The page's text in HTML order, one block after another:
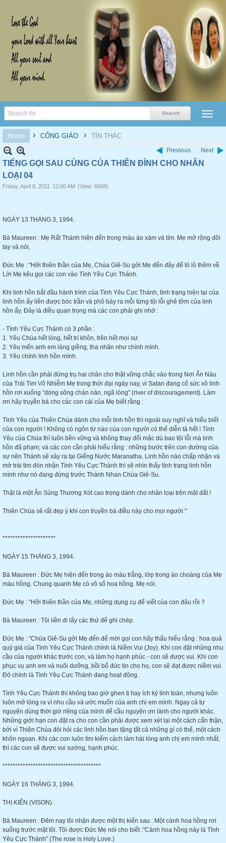
Home › CÔNG GIÁO › TÍN THÁC
Previous Next
TIẾNG GỌI SAU CÙNG CỦA THIÊN ĐÌNH CHO NHÂN
LOẠI 04
Friday, April 8, 2011 12:00 AM (View: 6668)
NGÀY 13 THÁNG 3, 1994.
Bà Maureen : Mẹ Rất Thánh hiện đến trong màu áo xám và tím. Mẹ mở rộng đôi
tay và nói,
Đức Mẹ : "Hỡi thiên thần của Mẹ, Chúa Giê-Su gởi Mẹ đến đây để tỏ lộ thêm về
Lời Mẹ kêu gọi các con vào Tình Yêu Cực Thánh.
Khi linh hồn bắt đầu hành trình của Tình Yêu Cực Thánh, tình trạng hiện tại của
linh hồn ấy liền được bóc trần và phô bày ra mỗi từng tội lỗi ghê tởm của linh
hồn ấy. Đây là điều quan trọng mà các con phải ghi nhớ :
- Tình Yêu Cực Thánh có 3 phần :
1. Yêu Chúa hết lòng, hết trí khôn, trên hết mọi sự.
2. Yêu mến anh em láng giềng, tha nhân như chính mình.
3. Yêu chính linh hồn mình.
Linh hồn cần phải đứng trụ hai chân cho thật vững chắc vào trong Nơi Ẩn Náu
của Trái Tim Vô Nhiễm Mẹ trong thời đại ngày nay, vì Satan đang cố sức xô linh
hồn rơi xuống "dòng sông chán nản, ngã lòng" (river of discouragement). Làm
ơn hãy truyền bá cho các con cái của Mẹ biết rằng :
Tình Yêu của Thiên Chúa dành cho mỗi linh hồn thì ngoài suy nghĩ và hiểu biết
của con người ! Không có ngôn từ nào của con người có thể diễn tả hết ! Tình
Yêu của Chúa thì luôn bền vững và không thay đổi mặc dù bao tội lỗi mà linh
hồn đã phạm; và các con cần phải hiểu rằng : những bước trên con đường của
sự nên Thánh sẽ xảy ra tại Giếng Nước Maranatha. Linh hồn nào chấp nhận và
mở trái tim đón nhận Tình Yêu Cực Thánh thì sẽ nhìn thấy tình trạng linh hồn
mình như nó đang đứng trước Thánh Nhan Chúa Giê-Su.
Thật là một Ân Sủng Thương Xót cao trọng dành cho nhân loại trên mặt đất !
Thiên Chúa sẽ rất đẹp ý khi con truyền bá điều này cho mọi người."
*********************
NGÀY 15 THÁNG 3, 1994.
Bà Maureen : Đức Mẹ hiện đến trong áo màu trắng, lớp trong áo choàng của Mẹ
màu hồng. Chung quanh Mẹ có vô số hoa hồng. Mẹ nói,
Đức Mẹ : "Hỡi thiên thần của Mẹ, những dụng cụ để viết của con đâu rồi ?
Bà Maureen : Tôi liền đi lấy các thứ để ghi chép.
Đức Mẹ : "Chúa Giê-Su gởi Mẹ đến để mời gọi con hãy thấu hiểu rằng : hoa quả
quý giá của Tình Yêu Cực Thánh chính là Niềm Vui (Joy). Khi con đặt những nhu
cầu của người khác trước con, và làm họ hạnh phúc - con sẽ được vui. Khi con
phục vụ anh em và nuôi dưỡng, bồi bổ đức tin cho họ, con sẽ đạt được niềm vui.
Đó chính là Tình Yêu Cực Thánh đang hoạt động.
Tình Yêu Cực Thánh thì không bao giờ ghen tị hay ích kỷ tính toán, nhưng luôn
luôn mở lòng ra vì nhu cầu và ước muốn của anh chị em mình. Ngay cả tự
nguyện dùng thời giờ riêng của mình để cầu nguyện ơn lành cho người khác.
Những giới hạn con đặt ra cho con cần phải được xem xét lại một cách cẩn thận,
bởi vì Thiên Chúa đòi hỏi các linh hồn ban tặng tất cả những gì có thể, một cách
khôn ngoan. Khi các con luôn tìm kiếm cách làm hài lòng anh chị em mình nhất,
thì các con sẽ được vui sướng, hạnh phúc.
***************************************
NGÀY 16 THÁNG 3, 1994.
THỊ KIẾN (VISON) :
Bà Maureen : Đêm nay tôi nhận được một thị kiến sau : Một cành hoa hồng rơi
xuống trước mặt tôi. Tôi được Đức Mẹ nói cho biết :"Cành hoa hồng này là Tình
Yêu Cực Thánh" (The rose is Holy Love.)